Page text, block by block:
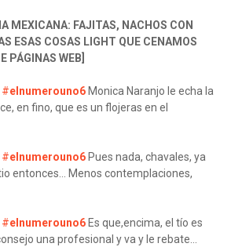
MEXICANA: FAJITAS, NACHOS CON
ESAS COSAS LIGHT QUE CENAMOS
PÁGINAS WEB]
#elnumerouno6 Monica Naranjo le echa la
en fino, que es un flojeras en el
#elnumerouno6 Pues nada, chavales, ya
entonces... Menos contemplaciones,
#elnumerouno6 Es que,encima, el tío es
una profesional y va y le rebate...